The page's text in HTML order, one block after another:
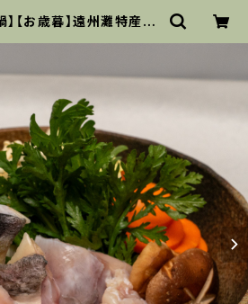
】【お歳暮】遠州灘特産天